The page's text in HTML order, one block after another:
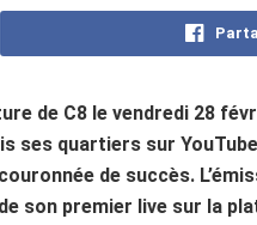
de C8 le vendredi 28
ses quartiers sur
de succès.
son premier live sur la